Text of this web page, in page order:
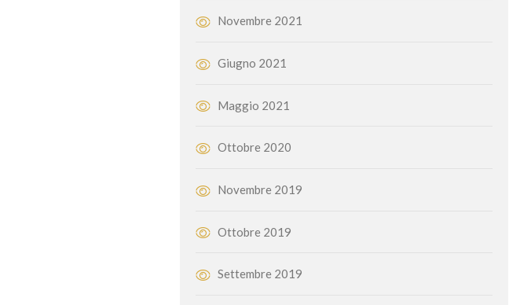
Novembre 2021
Giugno 2021
Maggio 2021
Ottobre 2020
Novembre 2019
Ottobre 2019
Settembre 2019